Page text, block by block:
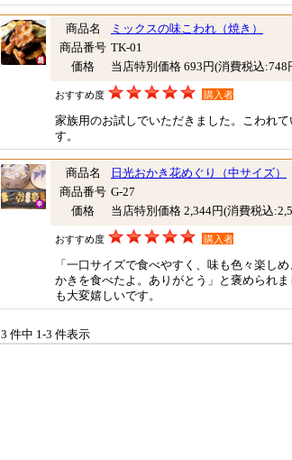
商品名
ミックスの味こわれ（焼き）
商品番号 TK-01
価格
当店特別価格 693円(消費税込:748
おすすめ度 購入者
家族用のお試しでいただきました。こわれ
す。
商品名
日光おかき花めぐり（中サイズ）
商品番号 G-27
価格
当店特別価格 2,344円(消費税込
おすすめ度 購入者
「一口サイズで食べやすく、味も色々楽し
かきを食べたよ。ありがとう」と褒められ
も大変嬉しいです。
3 件中 1-3 件表示